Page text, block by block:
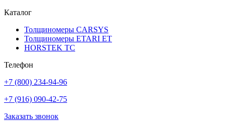
Каталог
Толщиномеры CARSYS
Толщиномеры ETARI ET
HORSTEK TC
Телефон
+7 (800) 234-94-96
+7 (916) 090-42-75
Заказать звонок